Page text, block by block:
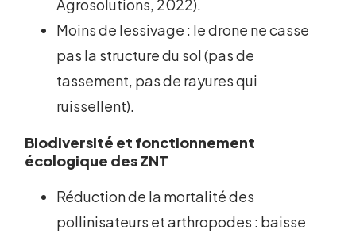
Agrosolutions, 2022).
Moins de lessivage : le drone ne casse
pas la structure du sol (pas de
tassement, pas de rayures qui
ruissellent).
Biodiversité et fonctionnement
écologique des ZNT
Réduction de la mortalité des
pollinisateurs et arthropodes : baisse